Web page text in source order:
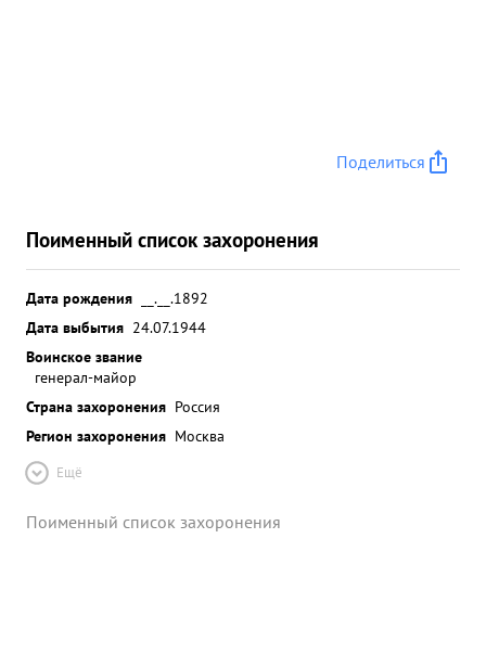
Поделиться
Поименный список захоронения
Дата рождения
__.__.1892
Дата выбытия 24.07.1944
Воинское звание
генерал-майор
Страна захоронения Россия
Регион захоронения Москва
Ещё
Поименный список захоронения